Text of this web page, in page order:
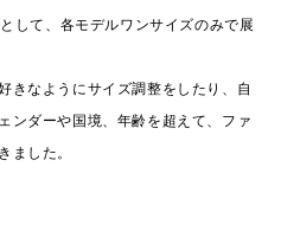
て、各モデルワンサイズのみで展
きなようにサイズ調整をしたり、自
ンダーや国境、年齢を超えて、ファ
ました。